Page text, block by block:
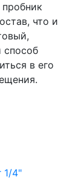
что и
способ
в его